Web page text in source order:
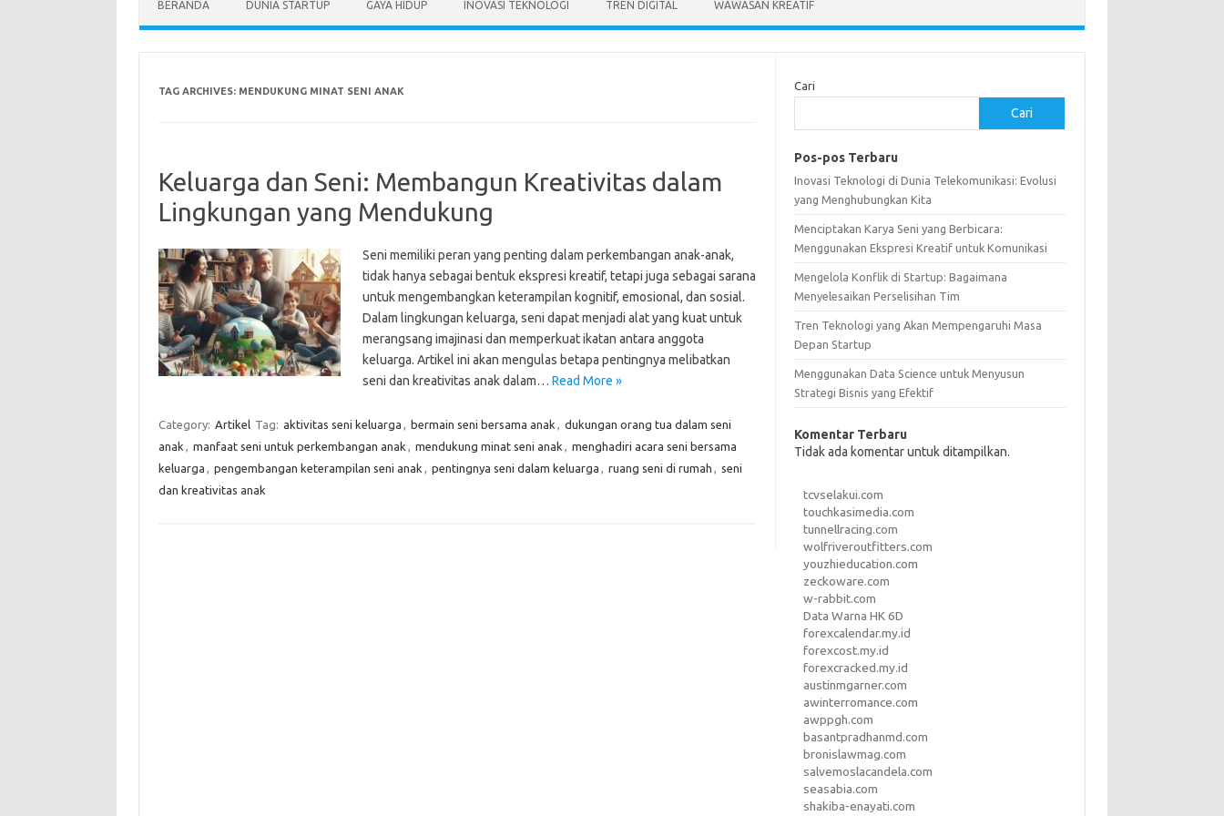
BERANDA DUNIA STARTUP GAYA HIDUP INOVASI TEKNOLOGI TREN DIGITAL WAWASAN KREATIF
TAG ARCHIVES: MENDUKUNG MINAT SENI ANAK
Keluarga dan Seni: Membangun Kreativitas dalam
Lingkungan yang Mendukung
Seni memiliki peran yang penting dalam perkembangan anak-anak,
tidak hanya sebagai bentuk ekspresi kreatif, tetapi juga sebagai sarana
untuk mengembangkan keterampilan kognitif, emosional, dan sosial.
Dalam lingkungan keluarga, seni dapat menjadi alat yang kuat untuk
merangsang imajinasi dan memperkuat ikatan antara anggota
keluarga. Artikel ini akan mengulas betapa pentingnya melibatkan
seni dan kreativitas anak dalam… Read More »
Category: Artikel Tag: aktivitas seni keluarga , bermain seni bersama anak , dukungan orang tua dalam seni
anak , manfaat seni untuk perkembangan anak , mendukung minat seni anak , menghadiri acara seni bersama
keluarga , pengembangan keterampilan seni anak , pentingnya seni dalam keluarga , ruang seni di rumah , seni
dan kreativitas anak
Cari
Cari
Pos-pos Terbaru
Inovasi Teknologi di Dunia Telekomunikasi: Evolusi
yang Menghubungkan Kita
Menciptakan Karya Seni yang Berbicara:
Menggunakan Ekspresi Kreatif untuk Komunikasi
Mengelola Konflik di Startup: Bagaimana
Menyelesaikan Perselisihan Tim
Tren Teknologi yang Akan Mempengaruhi Masa
Depan Startup
Menggunakan Data Science untuk Menyusun
Strategi Bisnis yang Efektif
Komentar Terbaru
Tidak ada komentar untuk ditampilkan.
tcvselakui.com
touchkasimedia.com
tunnellracing.com
wolfriveroutfitters.com
youzhieducation.com
zeckoware.com
w-rabbit.com
Data Warna HK 6D
forexcalendar.my.id
forexcost.my.id
forexcracked.my.id
austinmgarner.com
awinterromance.com
awppgh.com
basantpradhanmd.com
bronislawmag.com
salvemoslacandela.com
seasabia.com
shakiba-enayati.com